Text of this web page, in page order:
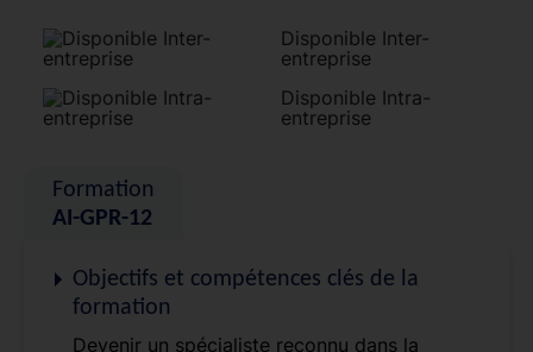
Disponible Inter-
entreprise
Disponible Intra-
entreprise
Formation
AI-GPR-12
Objectifs et compétences clés de la
formation
Devenir un spécialiste reconnu dans la